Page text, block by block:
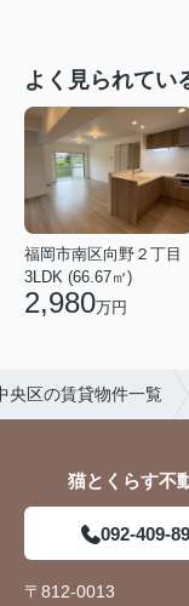
よく見られてい
福岡市南区向野２丁目
3LDK (66.67㎡)
2,980万円
央区の賃貸物件一覧
猫とくらす不
092-409-
〒812-0013